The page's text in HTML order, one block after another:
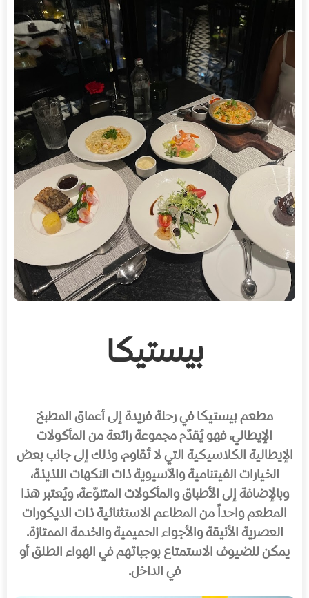
بيستيكا
مطعم بيستيكا في رحلة فريدة إلى أعماق المطبخ
الإيطالي، فهو يُقدّم مجموعة رائعة من المأكولات
الإيطالية الكلاسيكية التي لا تُقاوم، وذلك إلى جانب بعض
الخيارات الفيتنامية والآسيوية ذات النكهات اللذيذة،
وبالإضافة إلى الأطباق والمأكولات المتنوّعة، ويُعتبر هذا
المطعم واحداً من المطاعم الاستثنائية ذات الديكورات
العصرية الأنيقة والأجواء الحميمية والخدمة الممتازة.
يمكن للضيوف الاستمتاع بوجباتهم في الهواء الطلق أو
في الداخل.